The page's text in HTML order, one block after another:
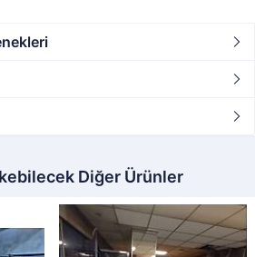
Diğer Ürünler